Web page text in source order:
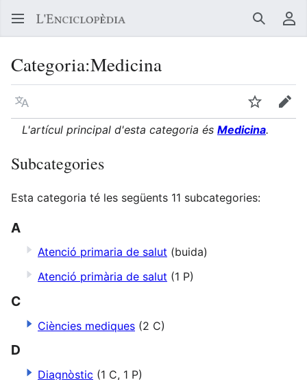
Buscar
Categoria:Medicina
Llegir en un atre idioma Vigilar
L'artícul principal d'esta categoria és Medicina.
Subcategories
Esta categoria té les següents 11 subcategories:
A
Atenció primaria de salut (buida)
Atenció primària de salut (1 P)
C
Ciències mediques (2 C)
D
Diagnòstic (1 C, 1 P)